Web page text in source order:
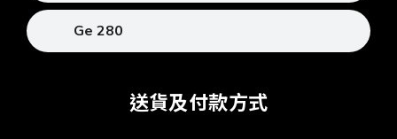
Ge 280
送貨及付款方式